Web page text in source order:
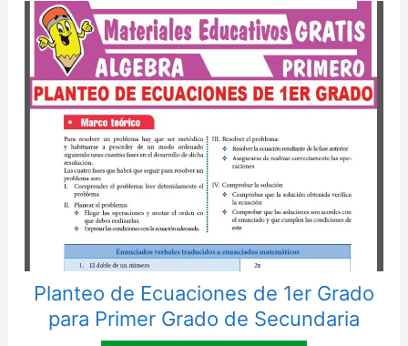
Planteo de Ecuaciones de 1er Grado
para Primer Grado de Secundaria